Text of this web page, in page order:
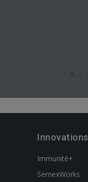
Innovations
Immunité+
SemexWorks